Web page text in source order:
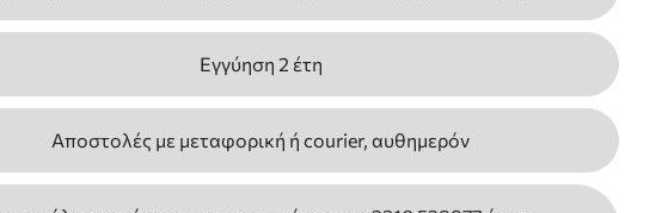
Εγγύηση 2 έτη
Αποστολές με μεταφορική ή courier, αυθημερόν